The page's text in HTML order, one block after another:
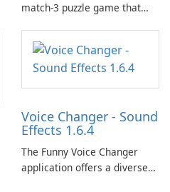
match-3 puzzle game that
and her charming corgi,
Ollie, on an adventurous
journey across diverse
landscapes.
Voice Changer - Sound
Effects 1.6.4
The Funny Voice Changer
application offers a diverse